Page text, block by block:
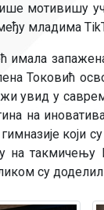
мотивишу
младима
имала
Токовић
увид у
на
који
на
су